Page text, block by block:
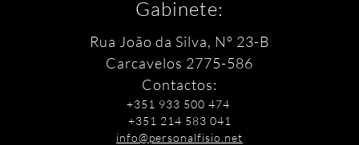
Gabinete:
Rua João da Silva, Nº 23-B
Carcavelos 2775-586
Contactos:
+351 933 500 474
+351 214 583 041
info@personalfisio.net